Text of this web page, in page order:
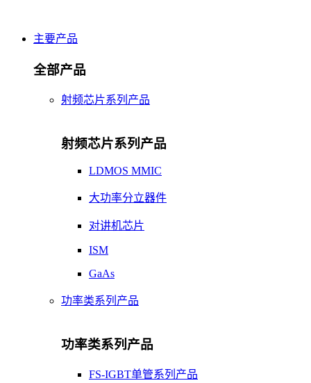
主要产品
全部产品
射频芯片系列产品
射频芯片系列产品
LDMOS MMIC
大功率分立器件
对讲机芯片
ISM
GaAs
功率类系列产品
功率类系列产品
FS-IGBT单管系列产品